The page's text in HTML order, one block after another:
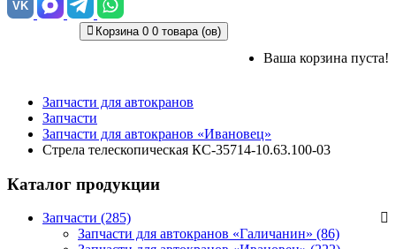
VK
Корзина 0 0 товара (ов)
Ваша корзина пуста!
Запчасти для автокранов
Запчасти
Запчасти для автокранов «Ивановец»
Стрела телескопическая КС-35714-10.63.100-03
Каталог продукции
Запчасти (285)
Запчасти для автокранов «Галичанин» (86)